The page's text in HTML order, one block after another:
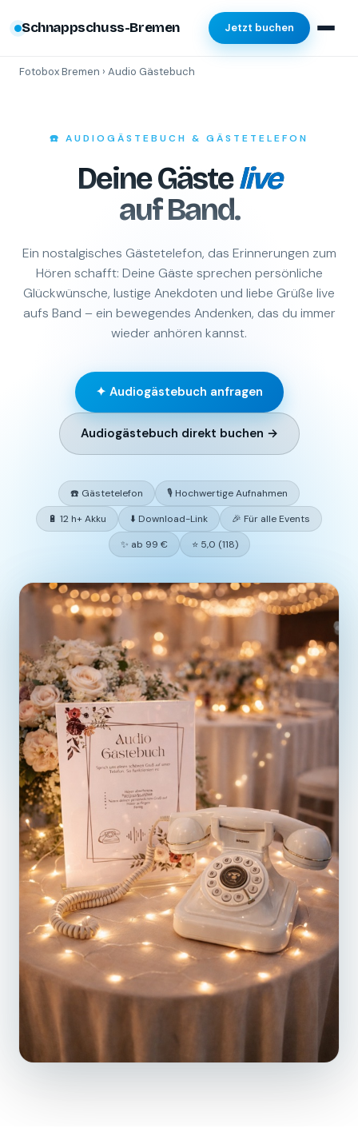
Schnappschuss-Bremen Jetzt buchen
Fotobox Bremen › Audio Gästebuch
☎️ AUDIOGÄSTEBUCH & GÄSTETELEFON
Deine Gästelive
auf Band.
Ein nostalgisches Gästetelefon, das Erinnerungen zum
Hören schafft: Deine Gäste sprechen persönliche
Glückwünsche, lustige Anekdoten und liebe Grüße live
aufs Band – ein bewegendes Andenken, das du immer
wieder anhören kannst.
✦ Audiogästebuch anfragen
Audiogästebuch direkt buchen →
☎️ Gästetelefon
🎙️ Hochwertige Aufnahmen
🔋 12 h+ Akku
⬇️ Download-Link
🎉 Für alle Events
✨ ab 99 €
⭐ 5,0 (118)